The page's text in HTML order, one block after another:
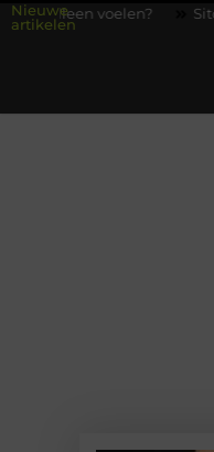
Nieuwe
artikelen
Sitcon: slimme